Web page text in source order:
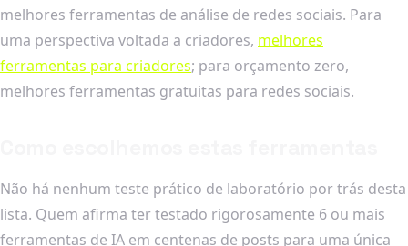
melhores ferramentas de análise de redes sociais. Para
uma perspectiva voltada a criadores, melhores
ferramentas para criadores; para orçamento zero,
melhores ferramentas gratuitas para redes sociais.
Não há nenhum teste prático de laboratório por trás desta
lista. Quem afirma ter testado rigorosamente 6 ou mais
ferramentas de IA em centenas de posts para uma única